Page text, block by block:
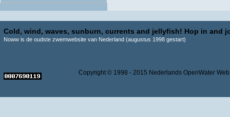
Cold, wind, waves, sunburn, currents and jellyfish! Hop in and
Noww is de oudste zwemwebsite van Nederland (augustus 1998 gestart)
Copyright © 1998 - 2015 Nederlands OpenWater